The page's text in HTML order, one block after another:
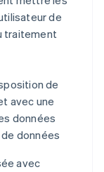
de
traitement
de
avec une
données
données
avec